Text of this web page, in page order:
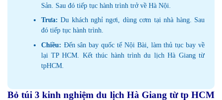
Sản. Sau đó tiếp tục hành trình trở về Hà Nội.
Trưa: Du khách nghỉ ngơi, dùng cơm tại nhà hàng. Sau
đó tiếp tục hành trình.
Chiều: Đến sân bay quốc tế Nội Bài, làm thủ tục bay về
lại TP HCM. Kết thúc hành trình du lịch Hà Giang từ
tpHCM.
Bỏ túi 3 kinh nghiệm du lịch Hà Giang từ tp HCM